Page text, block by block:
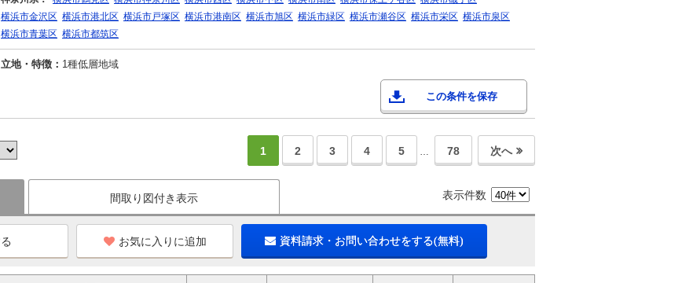
横浜市金沢区 横浜市港北区 横浜市戸塚区 横浜市港南区 横浜市旭区 横浜市緑区 横浜市瀬谷区 横浜市栄区 横浜市泉区
横浜市青葉区 横浜市都筑区
立地・特徴： 1種低層地域
この条件を保存
1 2 3 4 5 … 78 次へ
間取り図付き表示 表示件数
お気に入りに追加 資料請求・お問い合わせをする(無料)